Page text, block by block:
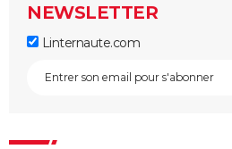
NEWSLETTER
Linternaute.com